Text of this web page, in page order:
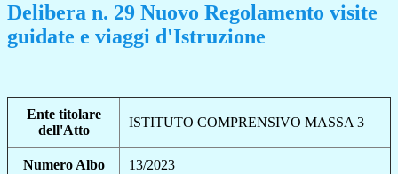
Delibera n. 29 Nuovo Regolamento visite
guidate e viaggi d'Istruzione
Ente titolare
dell'Atto
ISTITUTO COMPRENSIVO MASSA 3
Numero Albo 13/2023